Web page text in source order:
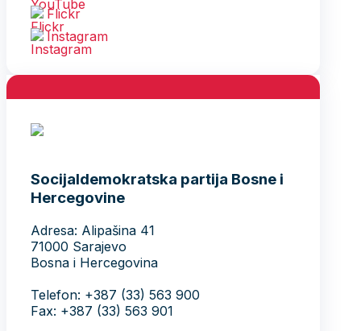
Flickr
Instagram
Socijaldemokratska partija Bosne i
Hercegovine
Adresa: Alipašina 41
71000 Sarajevo
Bosna i Hercegovina
Telefon: +387 (33) 563 900
Fax: +387 (33) 563 901